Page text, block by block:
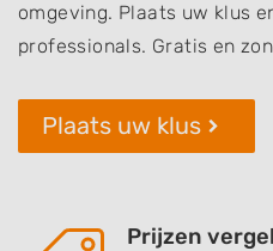
omgeving. Plaats uw klus
professionals. Gratis en
Plaats uw klus
Prijzen